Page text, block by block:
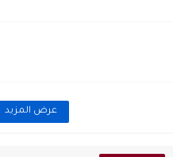
عرض المزيد